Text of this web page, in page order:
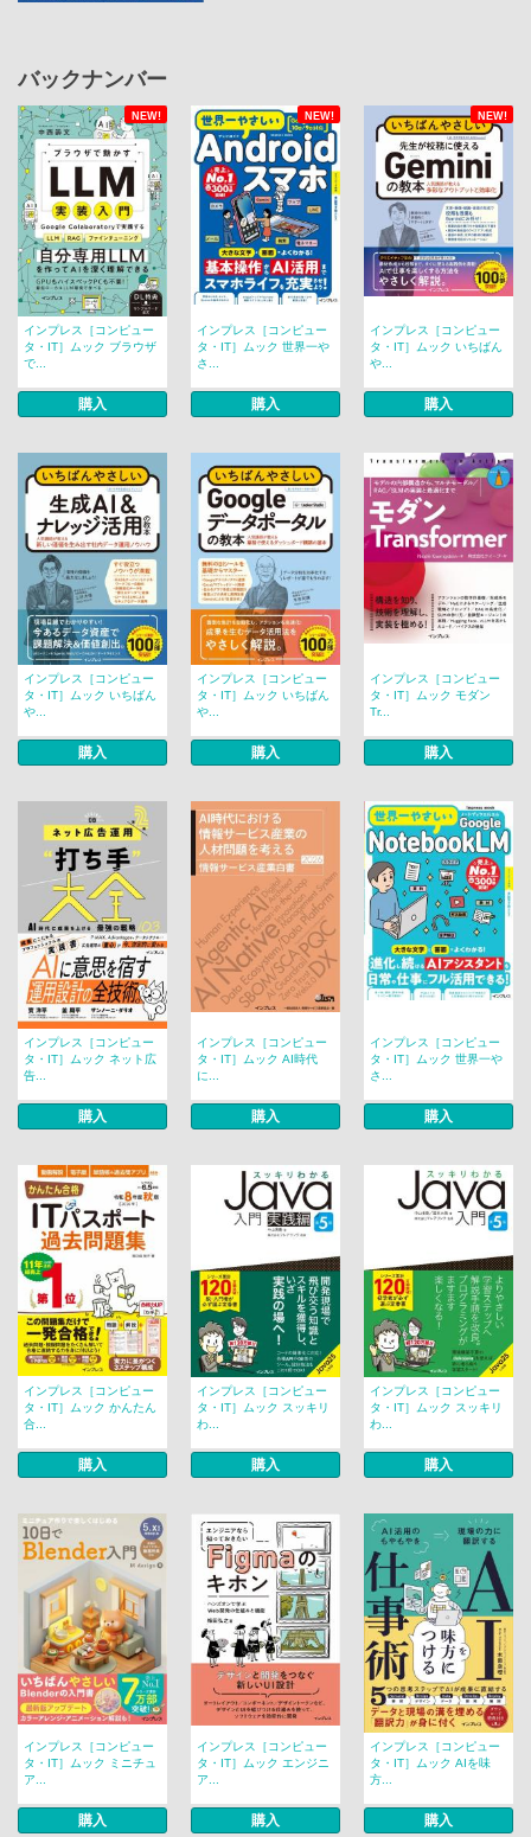
バックナンバー
NEW! NEW! NEW!
インプレス［コンピュー
タ・IT］ムック ブラウザ
で...
購入
インプレス［コンピュー
タ・IT］ムック 世界一や
さ...
購入
インプレス［コンピュー
タ・IT］ムック いちばん
や...
購入
インプレス［コンピュー
タ・IT］ムック いちばん
や...
購入
インプレス［コンピュー
タ・IT］ムック いちばん
や...
購入
インプレス［コンピュー
タ・IT］ムック モダン
Tr...
購入
インプレス［コンピュー
タ・IT］ムック ネット広
告...
購入
インプレス［コンピュー
タ・IT］ムック AI時代
に...
購入
インプレス［コンピュー
タ・IT］ムック 世界一や
さ...
購入
インプレス［コンピュー
タ・IT］ムック かんたん
合...
購入
インプレス［コンピュー
タ・IT］ムック スッキリ
わ...
購入
インプレス［コンピュー
タ・IT］ムック スッキリ
わ...
購入
インプレス［コンピュー
タ・IT］ムック ミニチュ
ア...
購入
インプレス［コンピュー
タ・IT］ムック エンジニ
ア...
購入
インプレス［コンピュー
タ・IT］ムック AIを味
方...
購入